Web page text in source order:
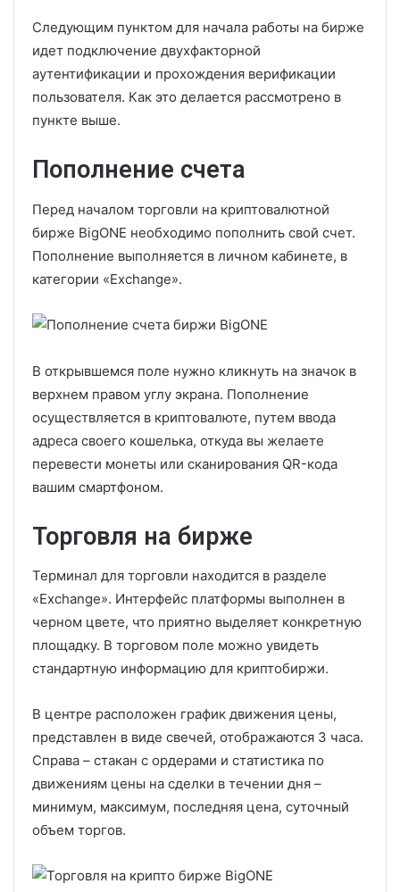
Следующим пунктом для начала работы на бирже
идет подключение двухфакторной
аутентификации и прохождения верификации
пользователя. Как это делается рассмотрено в
пункте выше.
Пополнение счета
Перед началом торговли на криптовалютной
бирже BigONE необходимо пополнить свой счет.
Пополнение выполняется в личном кабинете, в
категории «Exchange».
В открывшемся поле нужно кликнуть на значок в
верхнем правом углу экрана. Пополнение
осуществляется в криптовалюте, путем ввода
адреса своего кошелька, откуда вы желаете
перевести монеты или сканирования QR-кода
вашим смартфоном.
Торговля на бирже
Терминал для торговли находится в разделе
«Exchange». Интерфейс платформы выполнен в
черном цвете, что приятно выделяет конкретную
площадку. В торговом поле можно увидеть
стандартную информацию для криптобиржи.
В центре расположен график движения цены,
представлен в виде свечей, отображаются 3 часа.
Справа – стакан с ордерами и статистика по
движениям цены на сделки в течении дня –
минимум, максимум, последняя цена, суточный
объем торгов.